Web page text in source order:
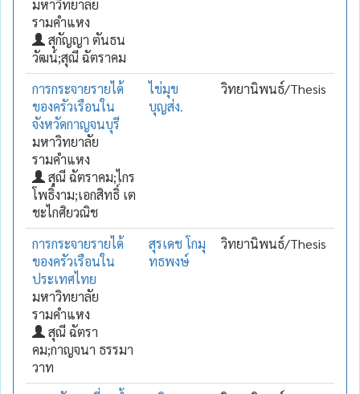
มหาวิทยาลัย
รามคำแหง
สุกัญญา ตันธน
วัฒน์;สุณี ฉัตราคม
การกระจายรายได้
ของครัวเรือนใน
จังหวัดกาญจนบุรี
มหาวิทยาลัย
รามคำแหง
สุณี ฉัตราคม;ไกร
โพธิ์งาม;เอกสิทธิ์ เต
ชะไกศิยวณิช
ไข่มุข
บุญส่ง.
วิทยานิพนธ์/Thesis
การกระจายรายได้
ของครัวเรือนใน
ประเทศไทย
มหาวิทยาลัย
รามคำแหง
สุณี ฉัตรา
คม;กาญจนา ธรรมา
วาท
สุรเดช โกมุ
ทธพงษ์
วิทยานิพนธ์/Thesis